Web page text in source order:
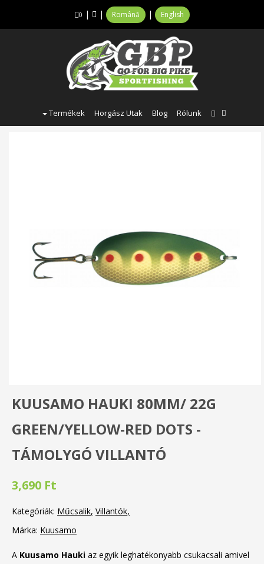
0 | | Română | English
Termékek Horgász Utak Blog Rólunk
KUUSAMO HAUKI 80MM/ 22G
GREEN/YELLOW-RED DOTS -
TÁMOLYGÓ VILLANTÓ
3,690 Ft
Kategóriák: Műcsalik Villantók
Márka: Kuusamo
A Kuusamo Hauki az egyik leghatékonyabb csukacsali amivel